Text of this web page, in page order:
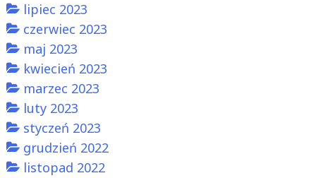
lipiec 2023
czerwiec 2023
maj 2023
kwiecień 2023
marzec 2023
luty 2023
styczeń 2023
grudzień 2022
listopad 2022